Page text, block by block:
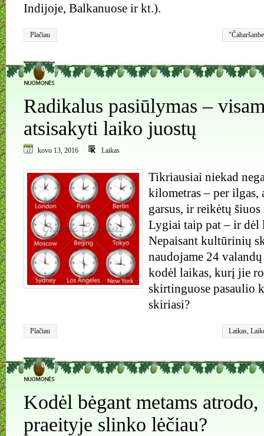
Indijoje, Balkanuose ir kt.).
Plačiau
0
Radikalus pasiūlymas –
atsisakyti laiko juostų
kovo 13, 2016 Laikas
Tikriausiai niekad
kilometras – per ilgas,
garsus, ir reikėtų
Lygiai taip pat – ir dėl
Nepaisant kultūrinių
naudojame 24
kodėl laikas, kurį jie
skirtinguose pasaulio
skiriasi?
Plačiau Laikas,
0
Kodėl bėgant metams
praeityje slinko lėčiau?